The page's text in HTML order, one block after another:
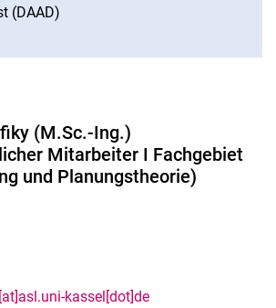
(DAAD)
(M.Sc.-Ing.)
Mitarbeiter I Fachgebiet
und Planungstheorie)
kassel[dot]de